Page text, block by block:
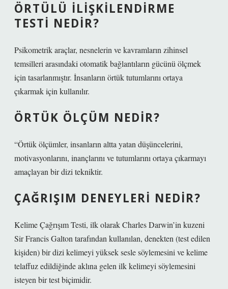
ÖRTÜLÜ ILIŞKILENDIRME
TESTI NEDIR?
Psikometrik araçlar, nesnelerin ve kavramların zihinsel
temsilleri arasındaki otomatik bağlantıların gücünü ölçmek
için tasarlanmıştır. İnsanların örtük tutumlarını ortaya
çıkarmak için kullanılır.
ÖRTÜK ÖLÇÜM NEDIR?
“Örtük ölçümler, insanların altta yatan düşüncelerini,
motivasyonlarını, inançlarını ve tutumlarını ortaya çıkarmayı
amaçlayan bir dizi tekniktir.
ÇAĞRIŞIM DENEYLERI NEDIR?
Kelime Çağrışım Testi, ilk olarak Charles Darwin’in kuzeni
Sir Francis Galton tarafından kullanılan, denekten (test edilen
kişiden) bir dizi kelimeyi yüksek sesle söylemesini ve kelime
telaffuz edildiğinde aklına gelen ilk kelimeyi söylemesini
isteyen bir test biçimidir.